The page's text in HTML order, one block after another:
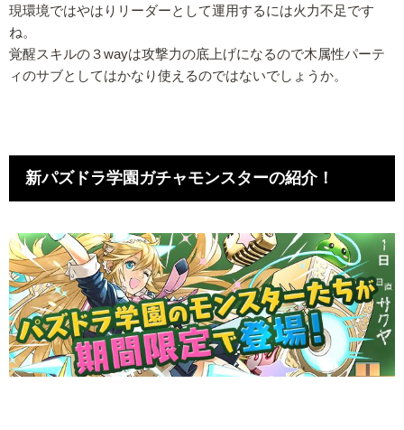
現環境ではやはりリーダーとして運用するには火力不足です
ね。
覚醒スキルの３wayは攻撃力の底上げになるので木属性パーテ
ィのサブとしてはかなり使えるのではないでしょうか。
新パズドラ学園ガチャモンスターの紹介！